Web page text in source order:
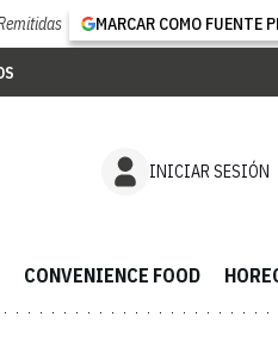
MARCAR COMO FUENTE
INICIAR SESIÓN
CONVENIENCE FOOD